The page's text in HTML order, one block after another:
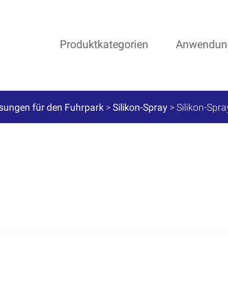
Produktkategorien
für den Fuhrpark >Silikon-Spray >Silikon-